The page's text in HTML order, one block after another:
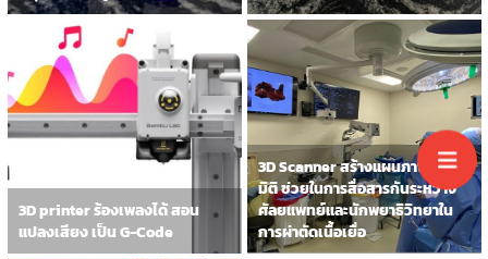
3D printer ร้องเพลงได้ สอน
แปลงเสียง เป็น G-Code
3D Scanner สร้างแผนภาพแบบ 3
มิติ ช่วยในการสื่อสารกันระหว่าง
ศัลยแพทย์และนักพยาธิวิทยาใน
การผ่าตัดเนื้อเยื่อ